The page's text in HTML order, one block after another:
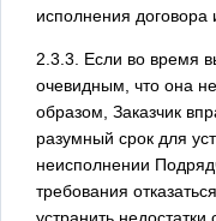
исполнения договора
2.3.3. Если во время
очевидным, что она
образом, Заказчик
разумный срок для
неисполнении
требования